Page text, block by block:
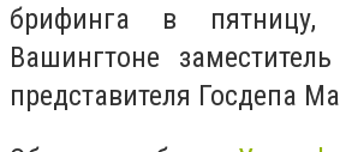
брифинга в
Вашингтоне
представителя Госдепа